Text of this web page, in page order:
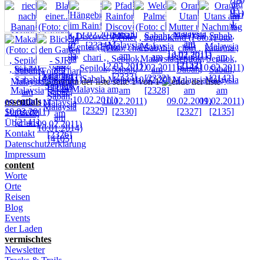
seite 1 von 1
essentials
Startseite
Über uns
Kontakt
Datenschutzerklärung
Impressum
content
Worte
Orte
Reisen
Blog
Events
der Laden
vermischtes
Newsletter